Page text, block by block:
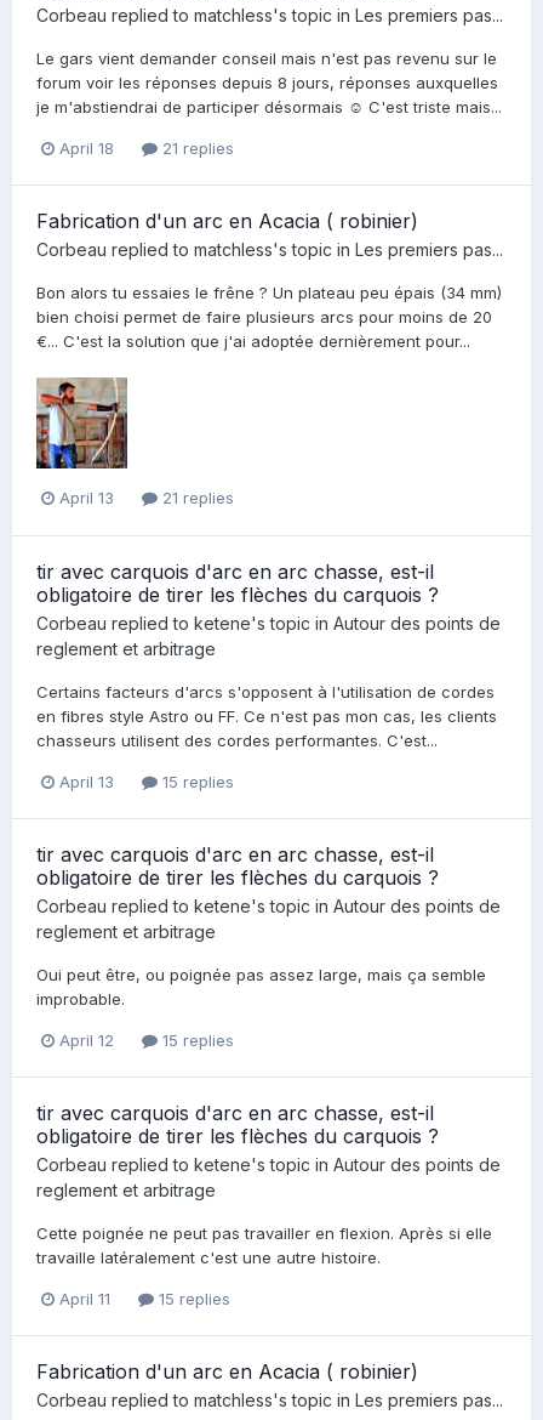
Corbeau replied to matchless's topic in Les premiers pas...
Le gars vient demander conseil mais n'est pas revenu sur le
forum voir les réponses depuis 8 jours, réponses auxquelles
je m'abstiendrai de participer désormais ☺️ C'est triste mais...
April 18 21 replies
Fabrication d'un arc en Acacia ( robinier)
Corbeau replied to matchless's topic in Les premiers pas...
Bon alors tu essaies le frêne ? Un plateau peu épais (34 mm)
bien choisi permet de faire plusieurs arcs pour moins de 20
€... C'est la solution que j'ai adoptée dernièrement pour...
April 13 21 replies
tir avec carquois d'arc en arc chasse, est-il
obligatoire de tirer les flèches du carquois ?
Corbeau replied to ketene's topic in Autour des points de
reglement et arbitrage
Certains facteurs d'arcs s'opposent à l'utilisation de cordes
en fibres style Astro ou FF. Ce n'est pas mon cas, les clients
chasseurs utilisent des cordes performantes. C'est...
April 13 15 replies
tir avec carquois d'arc en arc chasse, est-il
obligatoire de tirer les flèches du carquois ?
Corbeau replied to ketene's topic in Autour des points de
reglement et arbitrage
Oui peut être, ou poignée pas assez large, mais ça semble
improbable.
April 12 15 replies
tir avec carquois d'arc en arc chasse, est-il
obligatoire de tirer les flèches du carquois ?
Corbeau replied to ketene's topic in Autour des points de
reglement et arbitrage
Cette poignée ne peut pas travailler en flexion. Après si elle
travaille latéralement c'est une autre histoire.
April 11 15 replies
Fabrication d'un arc en Acacia ( robinier)
Corbeau replied to matchless's topic in Les premiers pas...